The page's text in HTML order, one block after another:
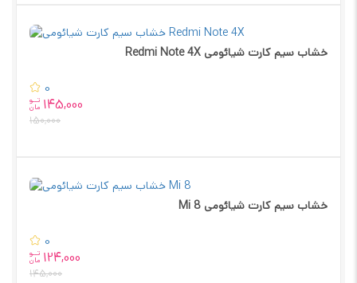
خشاب سیم کارت شیائومی Redmi Note 4X
0
تــو
مان 145,000
150,000
خشاب سیم کارت شیائومی Mi 8
0
تــو
مان 124,000
145,000